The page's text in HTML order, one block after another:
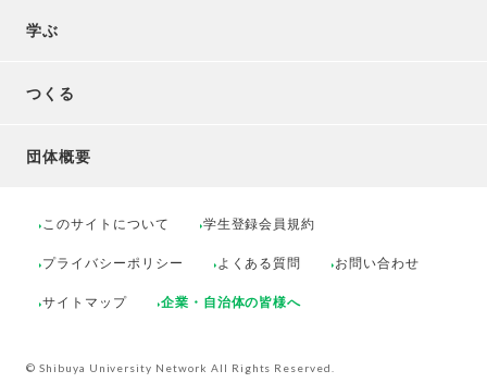
学ぶ
つくる
団体概要
このサイトについて 学生登録会員規約
プライバシーポリシー よくある質問 お問い合わせ
サイトマップ 企業・自治体の皆様へ
© Shibuya University Network All Rights Reserved.